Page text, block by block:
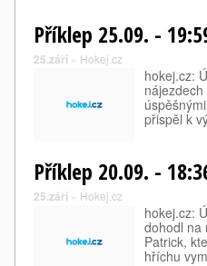
Příklep 25.09. -
25.září » Hokej.cz
hokej.cz:
přispěl k
Příklep 20.09. -
25.září » Hokej.cz
hokej.cz:
dohodl na
Patrick,
hříchu